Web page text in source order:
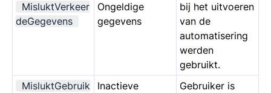
MisluktVerkeer
deGegevens
Ongeldige
gegevens
bij het uitvoeren
van de
automatisering
werden
gebruikt.
MisluktGebruik
Inactieve
Gebruiker is